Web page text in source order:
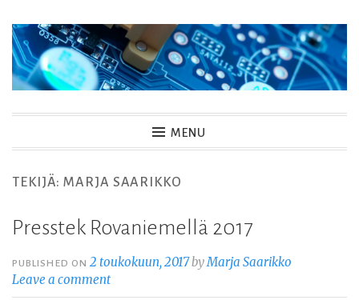
Skip
content
MENU
TEKIJÄ:MARJA SAARIKKO
Presstek Rovaniemellä 2017
PUBLISHED ON2 toukokuun, 2017byMarja Saarikko
Leave a comment